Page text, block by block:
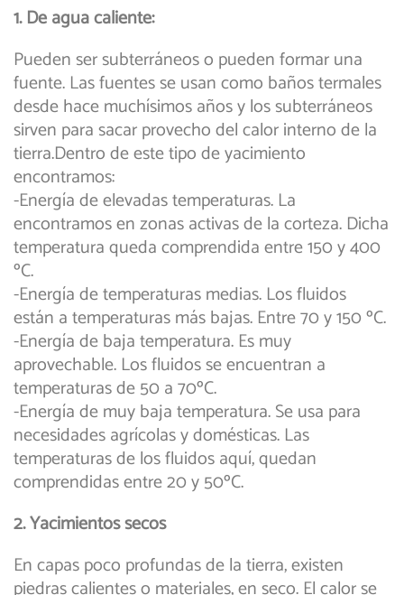
1. De agua caliente:
Pueden ser subterráneos o pueden formar una
fuente. Las fuentes se usan como baños termales
desde hace muchísimos años y los subterráneos
sirven para sacar provecho del calor interno de la
tierra.Dentro de este tipo de yacimiento
encontramos:
-Energía de elevadas temperaturas. La
encontramos en zonas activas de la corteza. Dicha
temperatura queda comprendida entre 150 y 400
ºC.
-Energía de temperaturas medias. Los fluidos
están a temperaturas más bajas. Entre 70 y 150 ºC.
-Energía de baja temperatura. Es muy
aprovechable. Los fluidos se encuentran a
temperaturas de 50 a 70ºC.
-Energía de muy baja temperatura. Se usa para
necesidades agrícolas y domésticas. Las
temperaturas de los fluidos aquí, quedan
comprendidas entre 20 y 50ºC.
2. Yacimientos secos
En capas poco profundas de la tierra, existen